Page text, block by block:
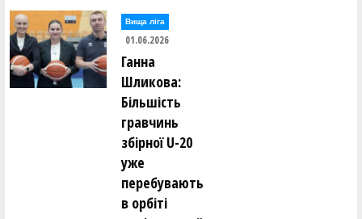
Вища лiга
01.06.2026
Ганна
Шликова:
Більшість
гравчинь
збірної U-20
уже
перебувають
в орбіті